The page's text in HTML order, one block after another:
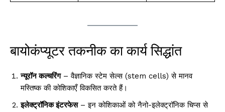
बायोकंप्यूटर तकनीक का कार्य सिद्धांत
न्यूरॉन कल्चरिंग– वैज्ञानिक स्टेम सेल्स (stem cells) से मानव
मस्तिष्क की कोशिकाएँ विकसित करते हैं।
इलेक्ट्रॉनिक इंटरफेस– इन कोशिकाओं को नैनो-इलेक्ट्रॉनिक चिप्स से